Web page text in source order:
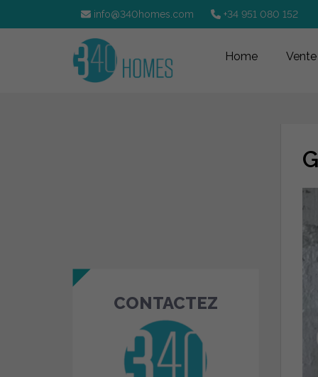
info@340homes.com +34 951 080 152
Home Vente
CONTACTEZ